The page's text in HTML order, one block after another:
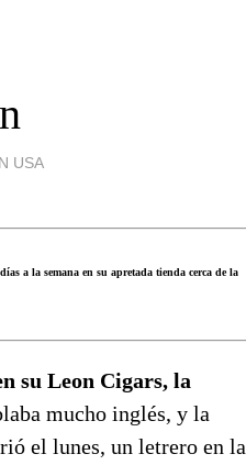
USA
a la semana en su apretada tienda cerca de la
su Leon Cigars, la
mucho inglés, y la
el lunes, un letrero en la